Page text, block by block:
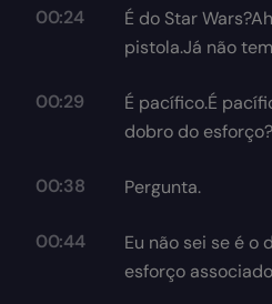
00:24
É do Star
pistola.Já não
00:29
É pacífico.É
dobro do esforço?
00:38 Pergunta.
00:44
Eu não sei se é o
esforço